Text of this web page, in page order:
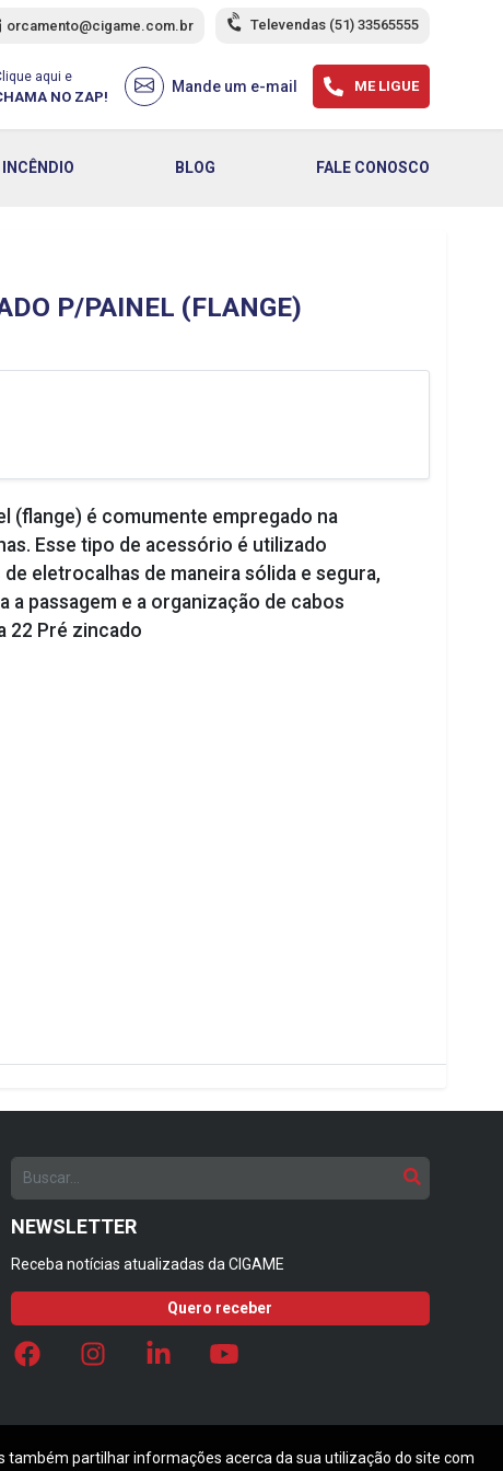
orcamento@cigame.com.br Televendas (51) 33565555
aqui e
NO ZAP!
Mande um e-mail ME LIGUE
INCÊNDIO BLOG FALE CONOSCO
P/PAINEL (FLANGE)
(flange) é comumente empregado na
Esse tipo de acessório é utilizado
eletrocalhas de maneira sólida e segura,
passagem e a organização de cabos
22 Pré zincado
NEWSLETTER
Receba notícias atualizadas da CIGAME
Quero receber
partilhar informações acerca da sua utilização do site com